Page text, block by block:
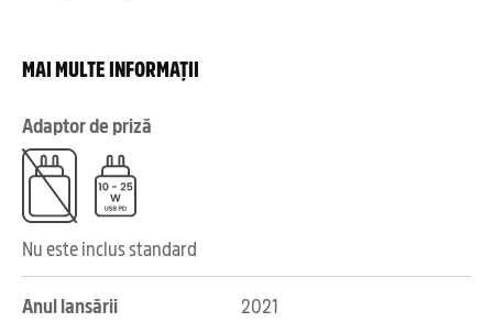
MAI MULTE INFORMAȚII
Adaptor de priză
Nu este inclus standard
Anul lansării 2021